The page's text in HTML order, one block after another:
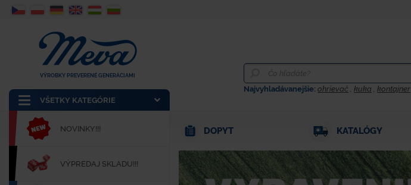
VŠETKY KATEGÓRIE
VÝROBKY PREVERENÉ GENERÁCIAMI
Najvyhladávanejšie:ohrievač ,kuka ,kontajner
NOVINKY!!!
VÝPREDAJ SKLADU!!!
DOPYT KATALÓGY